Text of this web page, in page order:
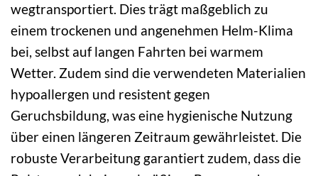
wegtransportiert. Dies trägt maßgeblich zu
einem trockenen und angenehmen Helm-Klima
bei, selbst auf langen Fahrten bei warmem
Wetter. Zudem sind die verwendeten Materialien
hypoallergen und resistent gegen
Geruchsbildung, was eine hygienische Nutzung
über einen längeren Zeitraum gewährleistet. Die
robuste Verarbeitung garantiert zudem, dass die